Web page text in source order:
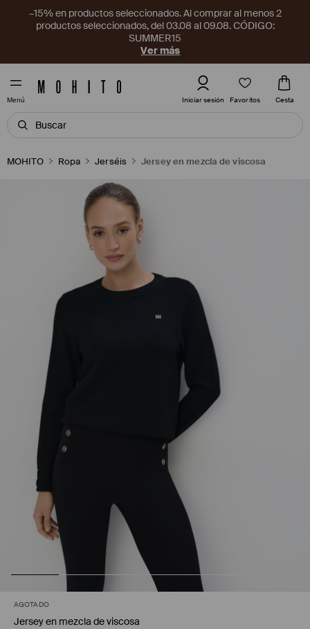
–15% en productos seleccionados. Al comprar al menos 2
productos seleccionados, del 03.08 al 09.08. CÓDIGO:
SUMMER15
Ver más
Menú Iniciar sesión Favoritos Cesta
MOHITO Ropa Jerséis Jersey en mezcla de viscosa
AGOTADO
Jersey en mezcla de viscosa